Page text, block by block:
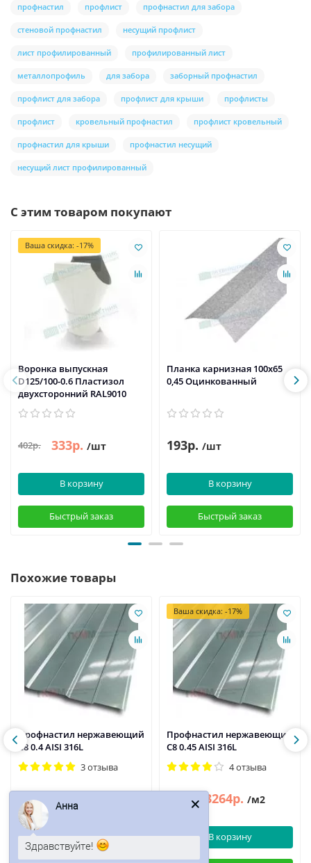
профнастил профлист профнастил для забора
стеновой профнастил несущий профлист
лист профилированный профилированный лист
металлопрофиль для забора заборный профнастил
профлист для забора профлист для крыши профлисты
профлист кровельный профнастил профлист кровельный
профнастил для крыши профнастил несущий
несущий лист профилированный
С этим товаром покупают
Ваша скидка: -17%
Воронка выпускная
D125/100-0.6 Пластизол
двухсторонний RAL9010
402р. 333р. /шт
В корзину
Быстрый заказ
Планка карнизная 100х65
0,45 Оцинкованный
193р. /шт
В корзину
Быстрый заказ
Похожие товары
Профнастил нержавеющий
С8 0.4 AISI 316L
3 отзыва
2975р.
В корзину
Ваша скидка: -17%
Профнастил нержавеющий
С8 0.45 AISI 316L
4 отзыва
3932р. 3264р. /м2
В корзину
Анна
Здравствуйте!